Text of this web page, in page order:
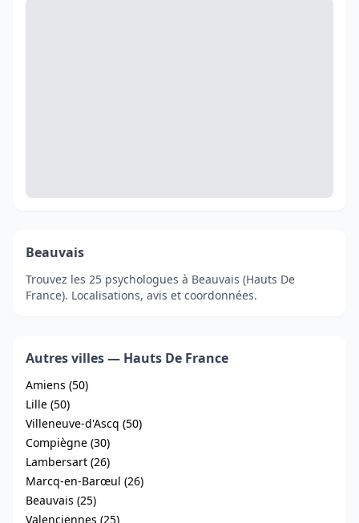
Beauvais
Trouvez les 25 psychologues à Beauvais (Hauts De
France). Localisations, avis et coordonnées.
Autres villes — Hauts De France
Amiens (50)
Lille (50)
Villeneuve-d'Ascq (50)
Compiègne (30)
Lambersart (26)
Marcq-en-Barœul (26)
Beauvais (25)
Valenciennes (25)